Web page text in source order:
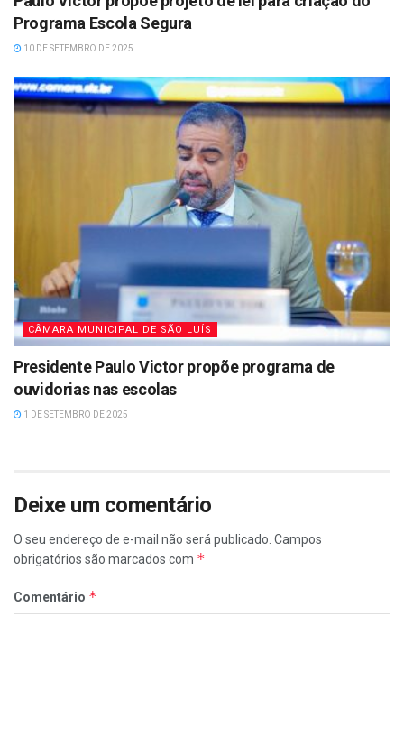
Programa Escola Segura
10 DE SETEMBRO DE 2025
CÂMARA MUNICIPAL DE SÃO LUÍS
Presidente Paulo Victor propõe programa de
ouvidorias nas escolas
1 DE SETEMBRO DE 2025
Deixe um comentário
O seu endereço de e-mail não será publicado. Campos
obrigatórios são marcados com *
Comentário *